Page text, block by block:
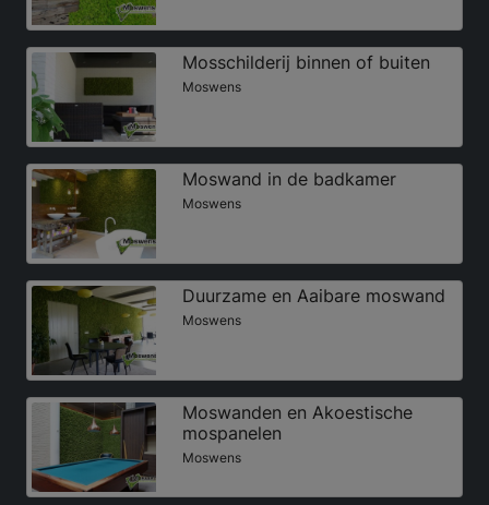
Mosschilderij binnen of buiten
Moswens
Moswand in de badkamer
Moswens
Duurzame en Aaibare moswand
Moswens
Moswanden en Akoestische
mospanelen
Moswens